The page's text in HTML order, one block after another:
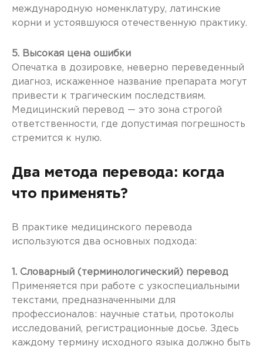
международную номенклатуру, латинские
корни и устоявшуюся отечественную практику.
5. Высокая цена ошибки
Опечатка в дозировке, неверно переведенный
диагноз, искаженное название препарата могут
привести к трагическим последствиям.
Медицинский перевод — это зона строгой
ответственности, где допустимая погрешность
стремится к нулю.
Два метода перевода: когда
что применять?
В практике медицинского перевода
используются два основных подхода:
1. Словарный (терминологический) перевод
Применяется при работе с узкоспециальными
текстами, предназначенными для
профессионалов: научные статьи, протоколы
исследований, регистрационные досье. Здесь
каждому термину исходного языка должно быть